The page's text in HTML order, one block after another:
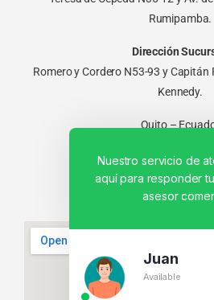
Rumipamba.
Dirección
Romero y Cordero N53-93 y Capitán
Kennedy.
Quito –
Nuestro servicio de
aquí para responder
asesor
Juan
Available